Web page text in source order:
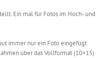
Ein mal für Fotos im Hoch- und
immer nur ein Foto eingefügt
über das Vollformat (10×15)